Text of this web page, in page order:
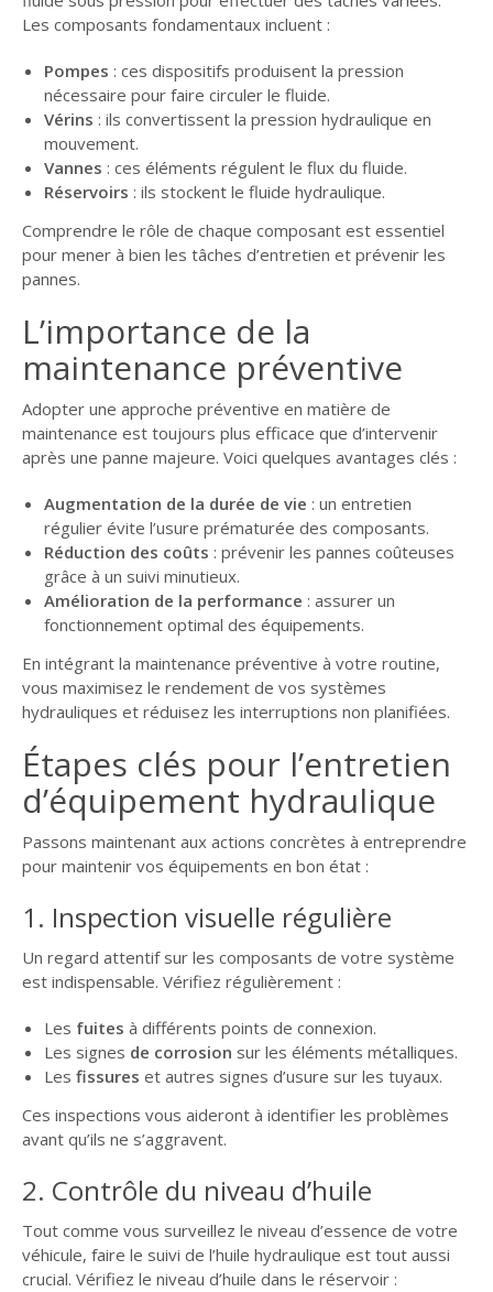
Les composants fondamentaux incluent :
Pompes : ces dispositifs produisent la pression
nécessaire pour faire circuler le fluide.
Vérins : ils convertissent la pression hydraulique en
mouvement.
Vannes : ces éléments régulent le flux du fluide.
Réservoirs : ils stockent le fluide hydraulique.
Comprendre le rôle de chaque composant est essentiel
pour mener à bien les tâches d’entretien et prévenir les
pannes.
L’importance de la
maintenance préventive
Adopter une approche préventive en matière de
maintenance est toujours plus efficace que d’intervenir
après une panne majeure. Voici quelques avantages clés :
Augmentation de la durée de vie : un entretien
régulier évite l’usure prématurée des composants.
Réduction des coûts : prévenir les pannes coûteuses
grâce à un suivi minutieux.
Amélioration de la performance : assurer un
fonctionnement optimal des équipements.
En intégrant la maintenance préventive à votre routine,
vous maximisez le rendement de vos systèmes
hydrauliques et réduisez les interruptions non planifiées.
Étapes clés pour l’entretien
d’équipement hydraulique
Passons maintenant aux actions concrètes à entreprendre
pour maintenir vos équipements en bon état :
1. Inspection visuelle régulière
Un regard attentif sur les composants de votre système
est indispensable. Vérifiez régulièrement :
Les fuites à différents points de connexion.
Les signes de corrosion sur les éléments métalliques.
Les fissures et autres signes d’usure sur les tuyaux.
Ces inspections vous aideront à identifier les problèmes
avant qu’ils ne s’aggravent.
2. Contrôle du niveau d’huile
Tout comme vous surveillez le niveau d’essence de votre
véhicule, faire le suivi de l’huile hydraulique est tout aussi
crucial. Vérifiez le niveau d’huile dans le réservoir :